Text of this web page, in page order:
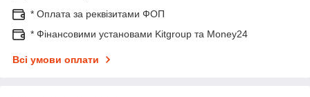
* Оплата за реквізитами ФОП
* Фінансовими установами Kitgroup та Money24
Всі умови оплати